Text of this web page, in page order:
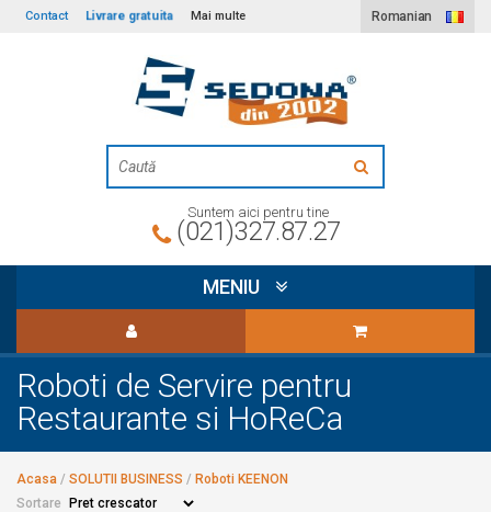
Contact Livrare gratuita Mai multe Romanian
Suntem aici pentru tine
(021)327.87.27
MENIU
Roboti de Servire pentru
Restaurante si HoReCa
Acasa / SOLUTII BUSINESS / Roboti KEENON
Sortare